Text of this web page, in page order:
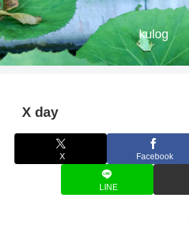
kulog
X day
X Facebook
LINE